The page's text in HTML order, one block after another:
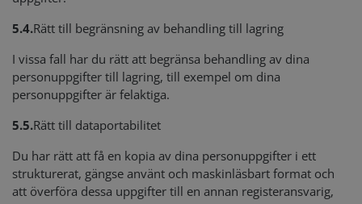
5.4.Rätt till begränsning av behandling till lagring
I vissa fall har du rätt att begränsa behandling av dina
personuppgifter till lagring, till exempel om dina
personuppgifter är felaktiga.
5.5.Rätt till dataportabilitet
Du har rätt att få en kopia av dina personuppgifter i ett
strukturerat, gängse använt och maskinläsbart format och
att överföra dessa uppgifter till en annan registeransvarig,